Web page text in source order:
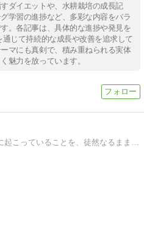
ダイエットや、水耕栽培の成長記
学習の進捗など、多彩な内容をバラ
。各記事は、具体的な進捗や発見を
じて持続的な成長や改善を追求して
マにも真剣で、積み重ねられる実体
魅力を放っています。
日々の出来事や、身の回りに起こっていることを、徒然なるままに綴ったブログです。